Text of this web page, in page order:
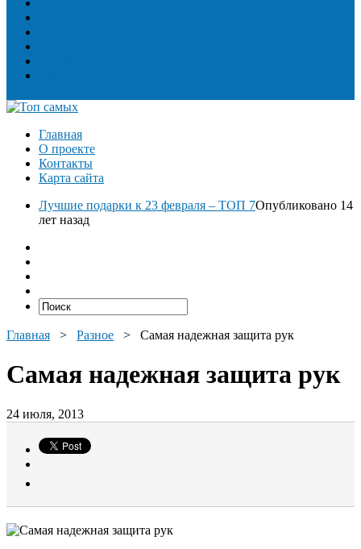
Главная
О проекте
Контакты
Карта сайта
Лучшие подарки к 23 февраля – ТОП 7Опубликовано 14
лет назад
Главная > Разное > Самая надежная защита рук
Самая надежная защита рук
24 июля, 2013